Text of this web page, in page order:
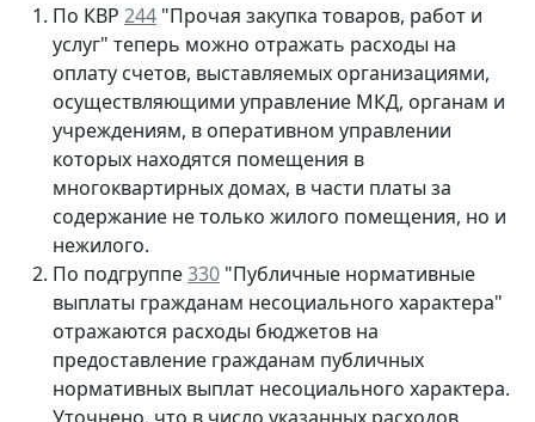
По КВР 244 "Прочая закупка товаров, работ и
услуг" теперь можно отражать расходы на
оплату счетов, выставляемых организациями,
осуществляющими управление МКД, органам и
учреждениям, в оперативном управлении
которых находятся помещения в
многоквартирных домах, в части платы за
содержание не только жилого помещения, но и
нежилого.
По подгруппе330 "Публичные нормативные
выплаты гражданам несоциального характера"
отражаются расходы бюджетов на
предоставление гражданам публичных
нормативных выплат несоциального характера.